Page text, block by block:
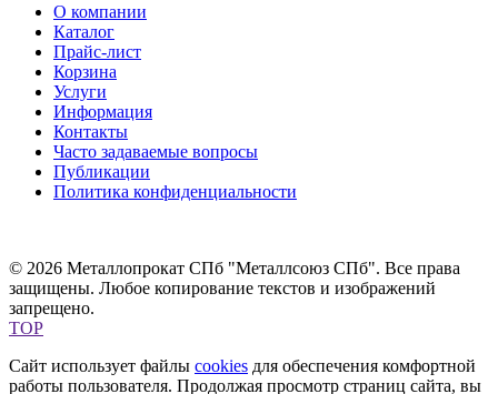
О компании
Каталог
Прайс-лист
Корзина
Услуги
Информация
Контакты
Часто задаваемые вопросы
Публикации
Политика конфиденциальности
© 2026 Металлопрокат СПб "Металлсоюз СПб". Все права
защищены. Любое копирование текстов и изображений
запрещено.
TOP
Сайт использует файлы cookies для обеспечения комфортной
работы пользователя. Продолжая просмотр страниц сайта, вы